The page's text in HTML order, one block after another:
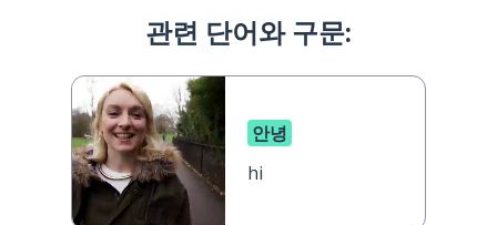
관련 단어와 구문:
안녕
hi